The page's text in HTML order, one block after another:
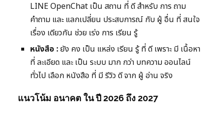
LINE OpenChat เป็น สถาน ที่ ดี สำหรับ การ ถาม
คำถาม และ แลกเปลี่ยน ประสบการณ์ กับ ผู้ อื่น ที่ สนใจ
เรื่อง เดียวกัน ช่วย เร่ง การ เรียน รู้
หนังสือ :ยัง คง เป็น แหล่ง เรียน รู้ ที่ ดี เพราะ มี เนื้อหา
ที่ ละเอียด และ เป็น ระบบ มาก กว่า บทความ ออนไลน์
ทั่วไป เลือก หนังสือ ที่ มี รีวิว ดี จาก ผู้ อ่าน จริง
แนวโน้ม อนาคต ใน ปี 2026 ถึง 2027